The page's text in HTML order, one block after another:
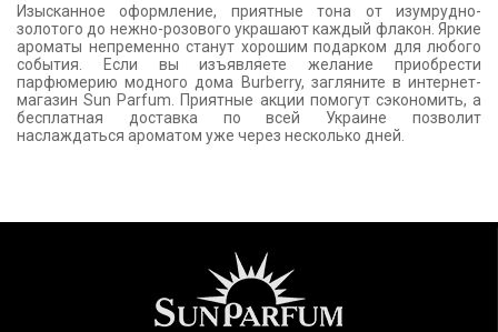
Изысканное оформление, приятные тона от изумрудно-
золотого до нежно-розового украшают каждый флакон. Яркие
ароматы непременно станут хорошим подарком для любого
события. Если вы изъявляете желание приобрести
парфюмерию модного дома Burberry, загляните в интернет-
магазин Sun Parfum. Приятные акции помогут сэкономить, а
бесплатная доставка по всей Украине позволит
наслаждаться ароматом уже через несколько дней.